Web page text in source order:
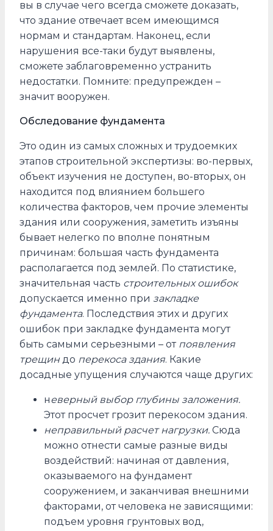
вы в случае чего всегда сможете доказать,
что здание отвечает всем имеющимся
нормам и стандартам. Наконец, если
нарушения все-таки будут выявлены,
сможете заблаговременно устранить
недостатки. Помните: предупрежден –
значит вооружен.
Обследование фундамента
Это один из самых сложных и трудоемких
этапов строительной экспертизы: во-первых,
объект изучения не доступен, во-вторых, он
находится под влиянием большего
количества факторов, чем прочие элементы
здания или сооружения, заметить изъяны
бывает нелегко по вполне понятным
причинам: большая часть фундамента
располагается под землей. По статистике,
значительная часть строительных ошибок
допускается именно при закладке
фундамента. Последствия этих и других
ошибок при закладке фундамента могут
быть самыми серьезными – от появления
трещин до перекоса здания. Какие
досадные упущения случаются чаще других:
неверный выбор глубины заложения.
Этот просчет грозит перекосом здания.
неправильный расчет нагрузки. Сюда
можно отнести самые разные виды
воздействий: начиная от давления,
оказываемого на фундамент
сооружением, и заканчивая внешними
факторами, от человека не зависящими:
подъем уровня грунтовых вод,